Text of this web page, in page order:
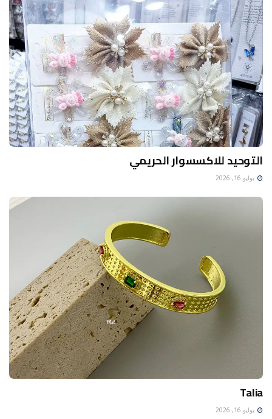
التوحيد للاكسسوار الحريمي
يوليو 16, 2026
Talia
يوليو 16, 2026